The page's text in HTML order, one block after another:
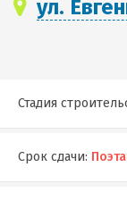
ул.
Стадия
Срок сдачи: